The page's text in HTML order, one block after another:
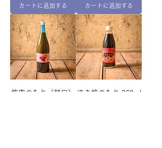
カートに追加する カートに追加する
焼肉のたれ（甘口）
すき焼のたれ 360ml